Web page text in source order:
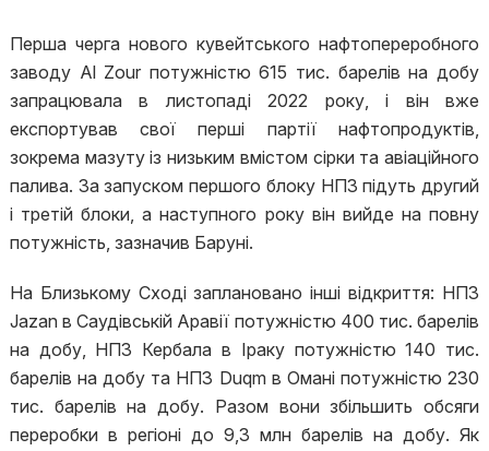
Перша черга нового кувейтського нафтопереробного
заводу Al Zour потужністю 615 тис. барелів на добу
запрацювала в листопаді 2022 року, і він вже
експортував свої перші партії нафтопродуктів,
зокрема мазуту із низьким вмістом сірки та авіаційного
палива. За запуском першого блоку НПЗ підуть другий
і третій блоки, а наступного року він вийде на повну
потужність, зазначив Баруні.
На Близькому Сході заплановано інші відкриття: НПЗ
Jazan в Саудівській Аравії потужністю 400 тис. барелів
на добу, НПЗ Кербала в Іраку потужністю 140 тис.
барелів на добу та НПЗ Duqm в Омані потужністю 230
тис. барелів на добу. Разом вони збільшить обсяги
переробки в регіоні до 9,3 млн барелів на добу. Як